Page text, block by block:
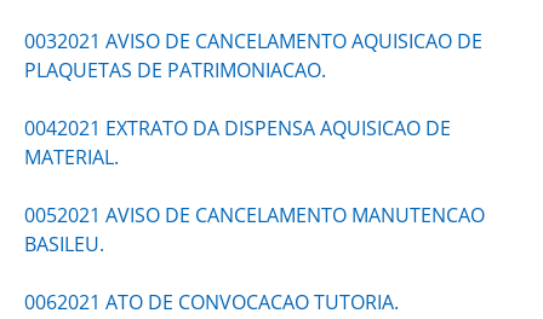
0032021 AVISO DE CANCELAMENTO AQUISICAO DE
PLAQUETAS DE PATRIMONIACAO.
0042021 EXTRATO DA DISPENSA AQUISICAO DE
MATERIAL.
0052021 AVISO DE CANCELAMENTO MANUTENCAO
BASILEU.
0062021 ATO DE CONVOCACAO TUTORIA.